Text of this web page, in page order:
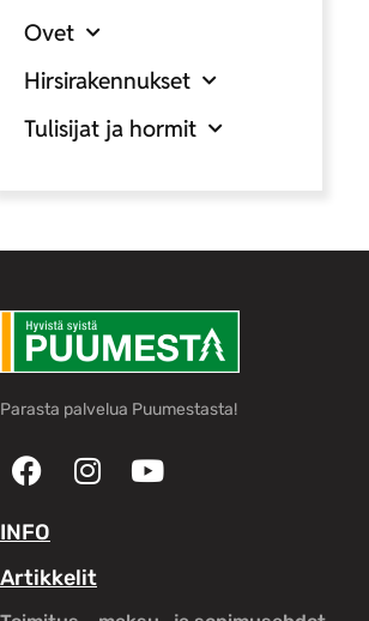
Ovet
Hirsirakennukset
Tulisijat ja hormit
Parasta palvelua Puumestasta!
INFO
Artikkelit